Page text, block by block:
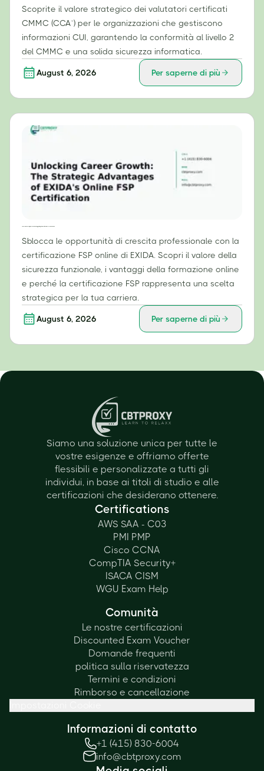
Scoprite il valore strategico dei valutatori certificati
CMMC (CCA™) per le organizzazioni che gestiscono
informazioni CUI, garantendo la conformità al livello 2
del CMMC e una solida sicurezza informatica.
August 6, 2026 Per saperne di più
Sblocca le opportunità di crescita professionale con la
certificazione FSP online di EXIDA. Scopri il valore della
sicurezza funzionale, i vantaggi della formazione online
e perché la certificazione FSP rappresenta una scelta
strategica per la tua carriera.
August 6, 2026 Per saperne di più
Siamo una soluzione unica per tutte le
vostre esigenze e offriamo offerte
flessibili e personalizzate a tutti gli
individui, in base ai titoli di studio e alle
certificazioni che desiderano ottenere.
Certifications
AWS SAA - C03
PMI PMP
Cisco CCNA
CompTIA Security+
ISACA CISM
WGU Exam Help
Comunità
Le nostre certificazioni
Discounted Exam Voucher
Domande frequenti
politica sulla riservatezza
Termini e condizioni
Rimborso e cancellazione
Informazioni di contatto
+1 (415) 830-6004
info@cbtproxy.com